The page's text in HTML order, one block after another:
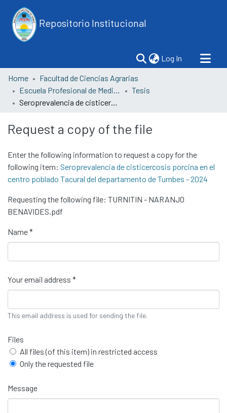
Repositorio Institucional
Log In (current)
Home
Facultad de Ciencias Agrarias
Escuela Profesional de Medicina Veterinaria y Zootecnia
Tesis
Seroprevalencia de cisticercosis porcina en el centro poblado Tacural del departamento de Tumbes - 2024
Request a copy of the file
Enter the following information to request a copy for the
following item: Seroprevalencia de cisticercosis porcina en el
centro poblado Tacural del departamento de Tumbes - 2024
Requesting the following file: TURNITIN - NARANJO
BENAVIDES.pdf
Name *
Your email address *
This email address is used for sending the file.
Files
All files (of this item) in restricted access
Only the requested file
Message